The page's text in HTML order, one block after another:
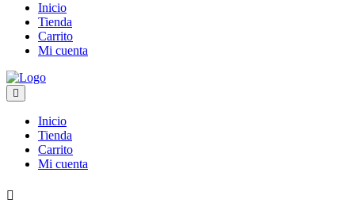
Inicio
Tienda
Carrito
Mi cuenta
Inicio
Tienda
Carrito
Mi cuenta